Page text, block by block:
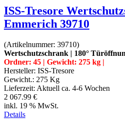
ISS-Tresore
Emmerich 39710
(Artikelnummer: 39710)
Wertschutzschrank | 180°
Ordner: 45 | Gewicht: 275 kg |
Hersteller: ISS-Tresore
Gewicht.: 275 Kg
Lieferzeit: Aktuell ca. 4-6 Wochen
2 067.99 €
inkl. 19 % MwSt.
Details